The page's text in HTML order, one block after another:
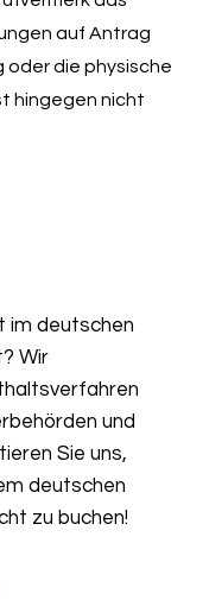
auf Antrag
oder die physische
hingegen nicht
im deutschen
Wir
und
Sie uns,
deutschen
zu buchen!